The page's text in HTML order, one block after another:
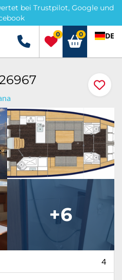
bei Trustpilot, Google und
+49 5741 3222690
0 0 DE
+6
4